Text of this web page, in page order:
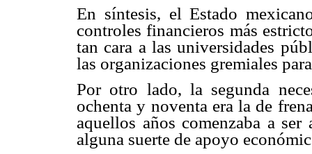
En síntesis, el Estado
controles financieros más
tan cara a las universidades
las organizaciones gremiales
Por otro lado, la segunda
ochenta y noventa era la de
aquellos años comenzaba a ser
alguna suerte de apoyo